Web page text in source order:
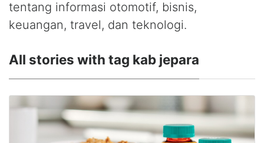
tentang informasi otomotif, bisnis,
keuangan, travel, dan teknologi.
All stories with tag kab jepara